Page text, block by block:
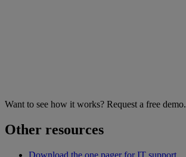
Want to see how it works? Request a free demo.
Other resources
Download the one pager for IT support